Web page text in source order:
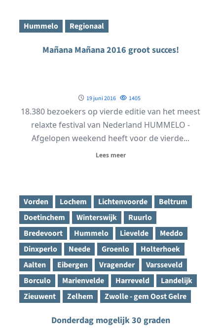
Hummelo Regionaal
Mañana Mañana 2016 groot succes!
19 juni 2016 1405
18.380 bezoekers op vierde editie van het meest
relaxte festival van Nederland HUMMELO -
Afgelopen weekend heeft voor de vierde...
Lees meer
Vorden Lochem Lichtenvoorde
Beltrum
Doetinchem
Winterswijk
Ruurlo
Bredevoort
Hummelo Lievelde
Meddo
Dinxperlo
Neede Groenlo
Holterhoek
Aalten
Eibergen Vragender
Varsseveld
Borculo
Marienvelde Harreveld
Landelijk
Zieuwent
Zelhem Zwolle - gem Oost Gelre
Donderdag mogelijk 30 graden